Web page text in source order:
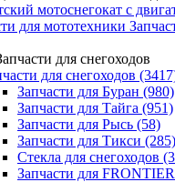
мотоснегокат с
для снегоходов
Запчасти для Буран (980)
Запчасти для Тайга (951)
Запчасти для Рысь (58)
Запчасти для Тикси (285)
Стекла для снегоходов
Запчасти для